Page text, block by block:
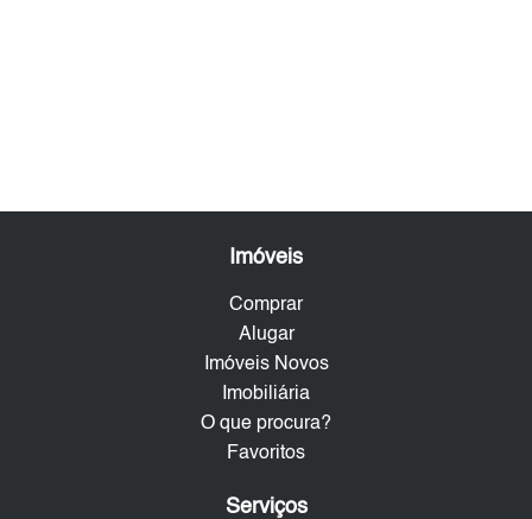
Imóveis
Comprar
Alugar
Imóveis Novos
Imobiliária
O que procura?
Favoritos
Serviços